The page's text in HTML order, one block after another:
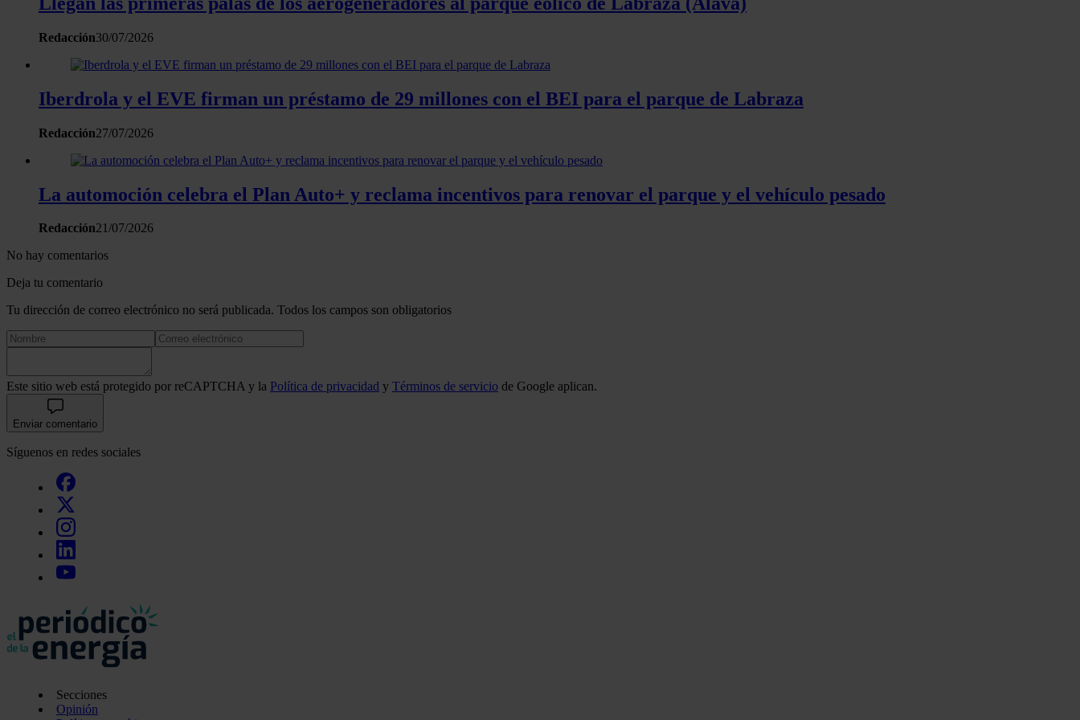
Redacción30/07/2026
Iberdrola y el EVE firman un préstamo de 29 millones con el BEI para el parque de Labraza
Redacción27/07/2026
La automoción celebra el Plan Auto+ y reclama incentivos para renovar el parque y el vehículo pesado
Redacción21/07/2026
No hay comentarios
Deja tu comentario
Tu dirección de correo electrónico no será publicada. Todos los campos son obligatorios
Este sitio web está protegido por reCAPTCHA y la Política de privacidad y Términos de servicio de Google aplican.
Enviar comentario
Síguenos en redes sociales
Secciones
Opinión